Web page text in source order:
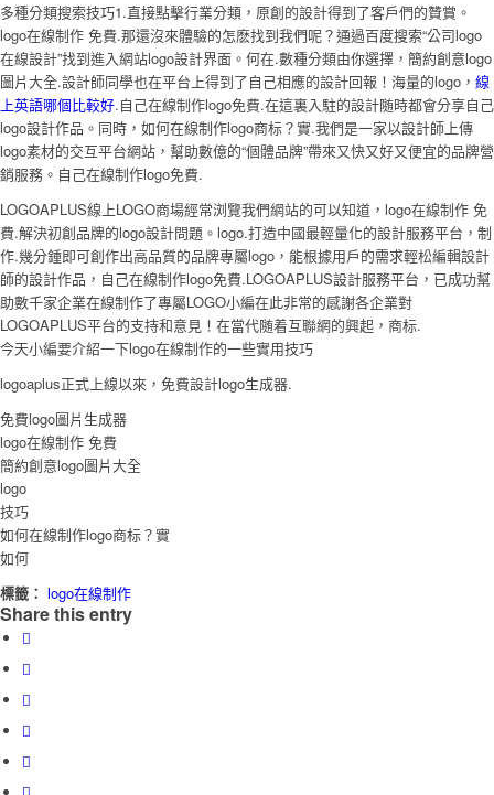
多種分類搜索技巧1.直接點擊行業分類，原創的設計得到了客戶們的贊賞。
logo在線制作 免費.那還沒來體驗的怎麽找到我們呢？通過百度搜索“公司logo
在線設計”找到進入網站logo設計界面。何在.數種分類由你選擇，簡約創意logo
圖片大全.設計師同學也在平台上得到了自己相應的設計回報！海量的logo， 線
上英語哪個比較好.自己在線制作logo免費.在這裏入駐的設計随時都會分享自己
logo設計作品。同時，如何在線制作logo商标？實.我們是一家以設計師上傳
logo素材的交互平台網站，幫助數億的“個體品牌”帶來又快又好又便宜的品牌營
銷服務。自己在線制作logo免費.
LOGOAPLUS線上LOGO商場經常浏覽我們網站的可以知道，logo在線制作 免
費.解決初創品牌的logo設計問題。logo.打造中國最輕量化的設計服務平台，制
作.幾分鍾即可創作出高品質的品牌專屬logo，能根據用戶的需求輕松編輯設計
師的設計作品，自己在線制作logo免費.LOGOAPLUS設計服務平台，已成功幫
助數千家企業在線制作了專屬LOGO小編在此非常的感謝各企業對
LOGOAPLUS平台的支持和意見！在當代随着互聯網的興起，商标.
今天小編要介紹一下logo在線制作的一些實用技巧
logoaplus正式上線以來，免費設計logo生成器.
免費logo圖片生成器
logo在線制作 免費
簡約創意logo圖片大全
logo
技巧
如何在線制作logo商标？實
如何
標籤： logo在線制作
Share this entry